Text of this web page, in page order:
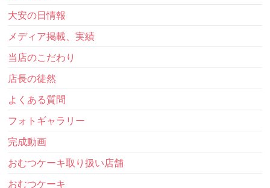
大安の日情報
メディア掲載、実績
当店のこだわり
店長の徒然
よくある質問
フォトギャラリー
完成動画
おむつケーキ取り扱い店舗
おむつケーキ